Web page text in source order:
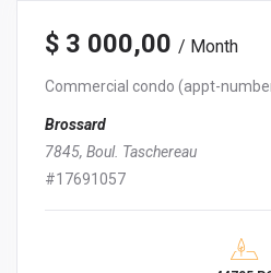
$ 3 000,00 / Month
Commercial condo (appt-
Brossard
7845, Boul. Taschereau
#17691057